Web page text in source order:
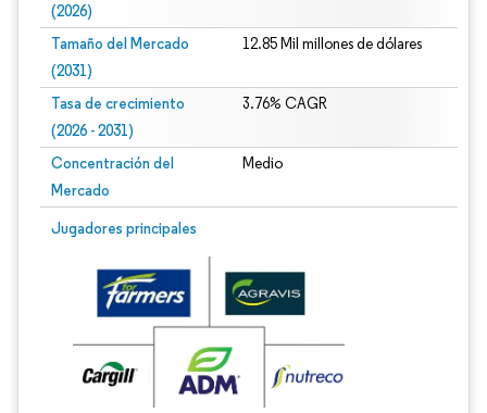
(2026)
Tamaño del Mercado
(2031)
12.85 Mil millones de dólares
Tasa de crecimiento
(2026 - 2031)
3.76% CAGR
Concentración del
Mercado
Medio
Jugadores principales
Imagen © Mordor Intelligence. El uso requiere atribución según CC BY 4.0.